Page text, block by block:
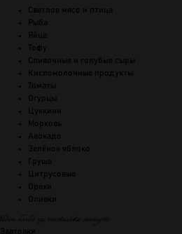
Светлое мясо и птица
Рыба
Яйца
Тофу
Сливочные и голубые сыры
Кисломолочные продукты
Томаты
Огурцы
Цуккини
Морковь
Авокадо
Зелёное яблоко
Груша
Цитрусовые
Орехи
Оливки
Завтраки